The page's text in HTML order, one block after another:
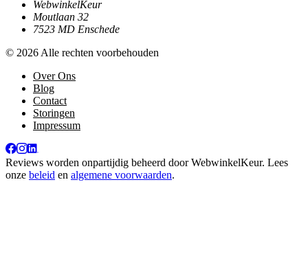
WebwinkelKeur
Moutlaan 32
7523 MD Enschede
© 2026 Alle rechten voorbehouden
Over Ons
Blog
Contact
Storingen
Impressum
Reviews worden onpartijdig beheerd doorWebwinkelKeur. Lees
onze beleid en algemene voorwaarden.